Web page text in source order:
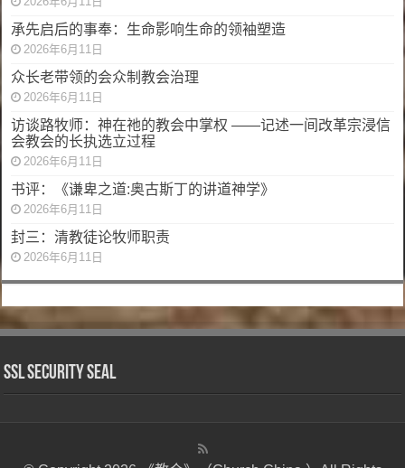
承先启后的事奉：生命影响生命的领袖塑造
2026年6月11日
众长老带领的会众制教会治理
2026年6月11日
访谈路牧师：神在祂的教会中掌权 ——记述一间改革宗浸信
会教会的长执选立过程
2026年6月11日
书评：《谦卑之道:奥古斯丁的讲道神学》
2026年6月11日
封三：清教徒论牧师职责
2026年6月11日
SSL Security Seal